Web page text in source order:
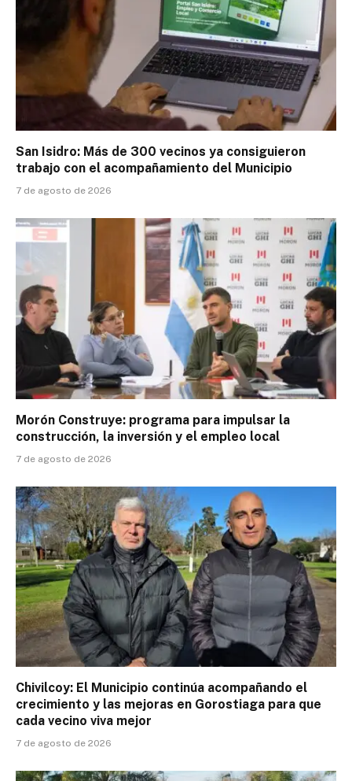
San Isidro: Más de 300 vecinos ya consiguieron
trabajo con el acompañamiento del Municipio
7 de agosto de 2026
Morón Construye: programa para impulsar la
construcción, la inversión y el empleo local
7 de agosto de 2026
Chivilcoy: El Municipio continúa acompañando el
crecimiento y las mejoras en Gorostiaga para que
cada vecino viva mejor
7 de agosto de 2026